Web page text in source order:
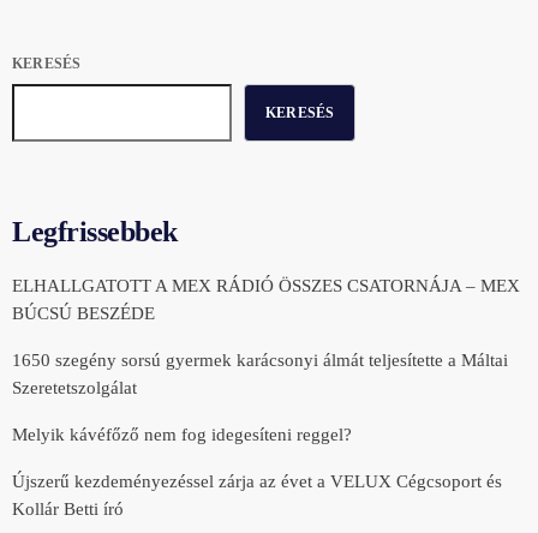
KERESÉS
KERESÉS
Legfrissebbek
ELHALLGATOTT A MEX RÁDIÓ ÖSSZES CSATORNÁJA – MEX
BÚCSÚ BESZÉDE
1650 szegény sorsú gyermek karácsonyi álmát teljesítette a Máltai
Szeretetszolgálat
Melyik kávéfőző nem fog idegesíteni reggel?
Újszerű kezdeményezéssel zárja az évet a VELUX Cégcsoport és
Kollár Betti író